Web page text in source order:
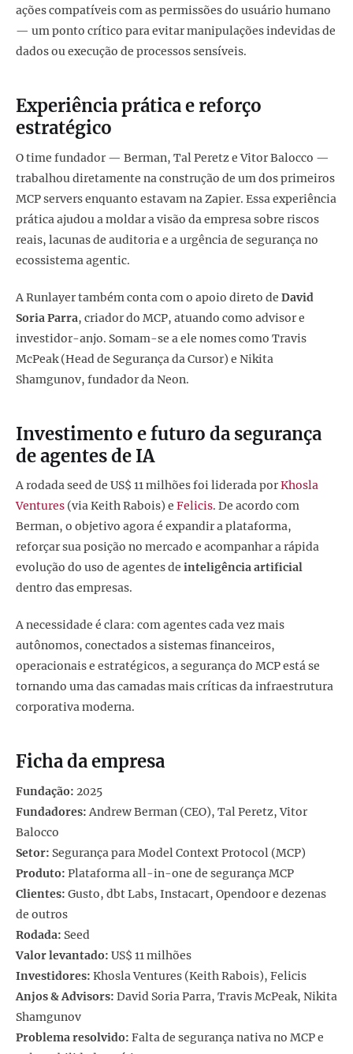
ações compatíveis com as permissões do usuário humano
— um ponto crítico para evitar manipulações indevidas de
dados ou execução de processos sensíveis.
Experiência prática e reforço
estratégico
O time fundador — Berman, Tal Peretz e Vitor Balocco —
trabalhou diretamente na construção de um dos primeiros
MCP servers enquanto estavam na Zapier. Essa experiência
prática ajudou a moldar a visão da empresa sobre riscos
reais, lacunas de auditoria e a urgência de segurança no
ecossistema agentic.
A Runlayer também conta com o apoio direto de David
Soria Parra, criador do MCP, atuando como advisor e
investidor-anjo. Somam-se a ele nomes como Travis
McPeak (Head de Segurança da Cursor) e Nikita
Shamgunov, fundador da Neon.
Investimento e futuro da segurança
de agentes de IA
A rodada seed de US$ 11 milhões foi liderada porKhosla
Ventures (via Keith Rabois) e Felicis. De acordo com
Berman, o objetivo agora é expandir a plataforma,
reforçar sua posição no mercado e acompanhar a rápida
evolução do uso de agentes de inteligência artificial
dentro das empresas.
A necessidade é clara: com agentes cada vez mais
autônomos, conectados a sistemas financeiros,
operacionais e estratégicos, a segurança do MCP está se
tornando uma das camadas mais críticas da infraestrutura
corporativa moderna.
Ficha da empresa
Fundação: 2025
Fundadores:Andrew Berman (CEO), Tal Peretz, Vitor
Balocco
Setor: Segurança para Model Context Protocol (MCP)
Produto: Plataforma all-in-one de segurança MCP
Clientes: Gusto, dbt Labs, Instacart, Opendoor e dezenas
de outros
Rodada: Seed
Valor levantado: US$ 11 milhões
Investidores: Khosla Ventures (Keith Rabois), Felicis
Anjos & Advisors: David Soria Parra, Travis McPeak, Nikita
Shamgunov
Problema resolvido: Falta de segurança nativa no MCP e